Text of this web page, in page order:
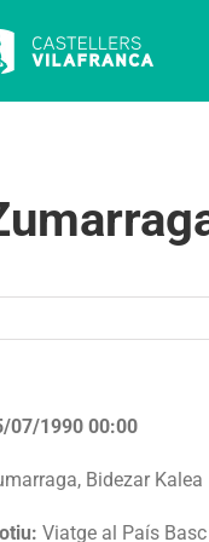
07/1990 00:00
Bidezar Kalea
Viatge al País Basc